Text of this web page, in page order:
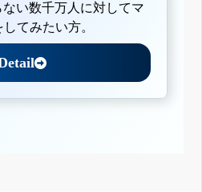
い数千万人に対してマ
てみたい方。